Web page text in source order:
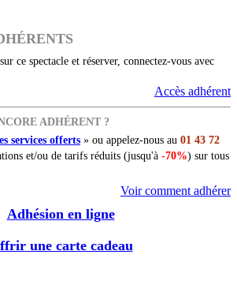
ce spectacle et réserver, connectez-vous avec
Accès adhérent
ADHÉRENT ?
services offerts » ou appelez-nous au 01 43 72
et/ou de tarifs réduits (jusqu'à -70%) sur tous
Voir comment adhérer
Adhésion en ligne
une carte cadeau